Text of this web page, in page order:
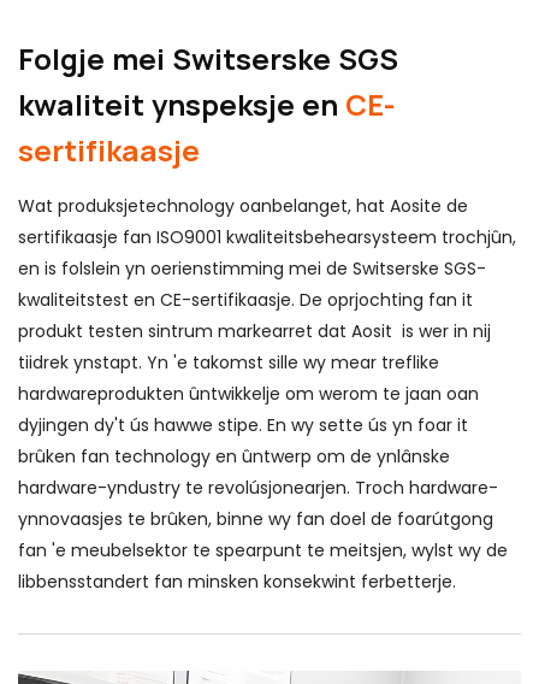
Folgje mei Switserske SGS
kwaliteit ynspeksje en CE-
sertifikaasje
Wat produksjetechnology oanbelanget, hat Aosite de
sertifikaasje fan ISO9001 kwaliteitsbehearsysteem trochjûn,
en is folslein yn oerienstimming mei de Switserske SGS-
kwaliteitstest en CE-sertifikaasje. De oprjochting fan it
produkt testen sintrum markearret dat Aosit is wer in nij
tiidrek ynstapt. Yn 'e takomst sille wy mear treflike
hardwareprodukten ûntwikkelje om werom te jaan oan
dyjingen dy't ús hawwe stipe. En wy sette ús yn foar it
brûken fan technology en ûntwerp om de ynlânske
hardware-yndustry te revolúsjonearjen. Troch hardware-
ynnovaasjes te brûken, binne wy ​​fan doel de foarútgong
fan 'e meubelsektor te spearpunt te meitsjen, wylst wy de
libbensstandert fan minsken konsekwint ferbetterje.